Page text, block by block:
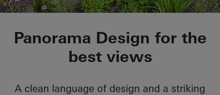
Private Home
Panorama Design for the
best views
A clean language of design and a striking